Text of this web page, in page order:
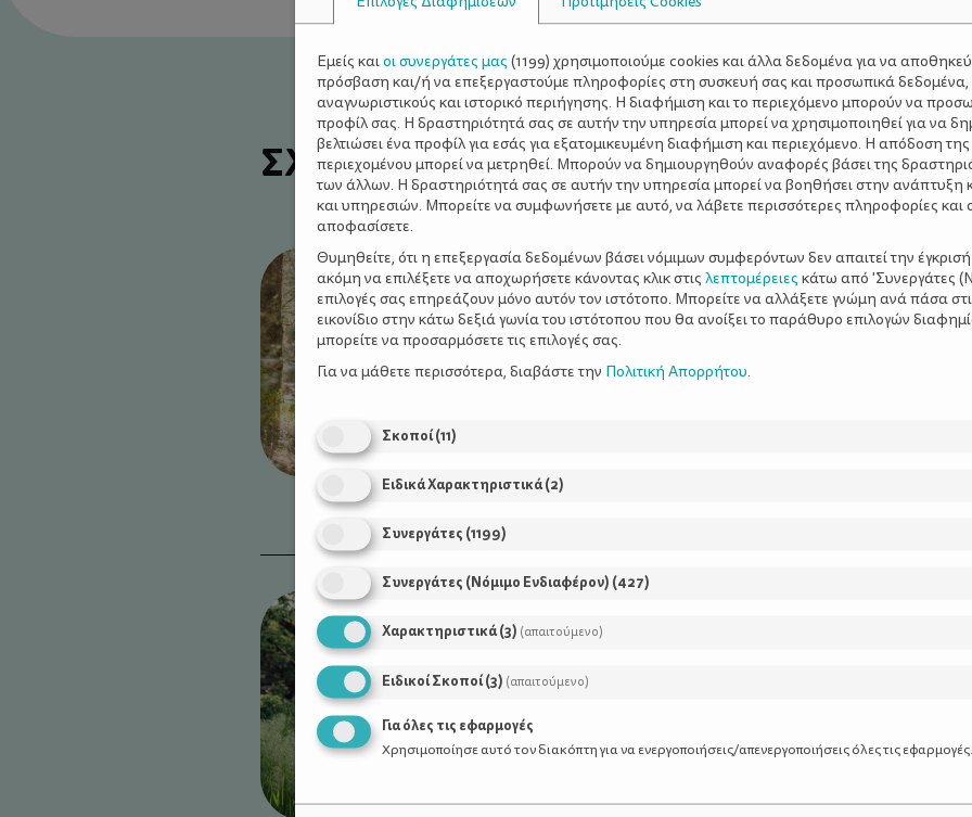
ΣΧΕΤΙΚΑ ΑΡΘΡΑ
3 ΙΔΑΝΙΚΕΣ
ΣΤΗΝ ΑΤΤΙΚΗ
Πόσες φορές έχεις σκεφτεί
μια βόλτα στο βουνό αλλά
ότι θα είναι δύσκολο,
θα το ευχαριστηθούν; Η
Ένα Πάσχα με
Η ενασχόληση με τη φύση
ευχάριστο». Αποτελεί μια
την ολόπλευρη ανάπτυξη
Εμείς καιοι συνεργάτες μας (1199) χρησιμοποιούμε cookies και άλλα δεδομένα για να
πρόσβαση και/ή να επεξεργαστούμε πληροφορίες στη συσκευή σας και προσωπικά
αναγνωριστικούς και ιστορικό περιήγησης. Η διαφήμιση και το περιεχόμενο μπορούν να
προφίλ σας. Η δραστηριότητά σας σε αυτήν την υπηρεσία μπορεί να χρησιμοποιηθεί για να
βελτιώσει ένα προφίλ για εσάς για εξατομικευμένη διαφήμιση και περιεχόμενο. Η απόδοση
περιεχομένου μπορεί να μετρηθεί. Μπορούν να δημιουργηθούν αναφορές βάσει της
των άλλων. Η δραστηριότητά σας σε αυτήν την υπηρεσία μπορεί να βοηθήσει στην ανάπτυξη
και υπηρεσιών. Μπορείτε να συμφωνήσετε με αυτό, να λάβετε περισσότερες πληροφορίες και
αποφασίσετε.
Θυμηθείτε, ότι η επεξεργασία δεδομένων βάσει νόμιμων συμφερόντων δεν απαιτεί την
ακόμη να επιλέξετε να αποχωρήσετε κάνοντας κλικ στις λεπτομέρειες κάτω από 'Συνεργάτες
επιλογές σας επηρεάζουν μόνο αυτόν τον ιστότοπο. Μπορείτε να αλλάξετε γνώμη ανά πάσα
εικονίδιο στην κάτω δεξιά γωνία του ιστότοπου που θα ανοίξει το παράθυρο επιλογών
μπορείτε να προσαρμόσετε τις επιλογές σας.
Για να μάθετε περισσότερα, διαβάστε την Πολιτική Απορρήτου.
Σκοποί(11)
Ειδικά Χαρακτηριστικά(2)
Συνεργάτες (1199)
Συνεργάτες (Νόμιμο Ενδιαφέρον) (427)
Χαρακτηριστικά(3) (απαιτούμενο)
Ειδικοί Σκοποί(3) (απαιτούμενο)
Για όλες τις εφαρμογές
Χρησιμοποίησε αυτό τον διακόπτη για να ενεργοποιήσεις/απενεργοποιήσεις όλες τις εφαρμογές.